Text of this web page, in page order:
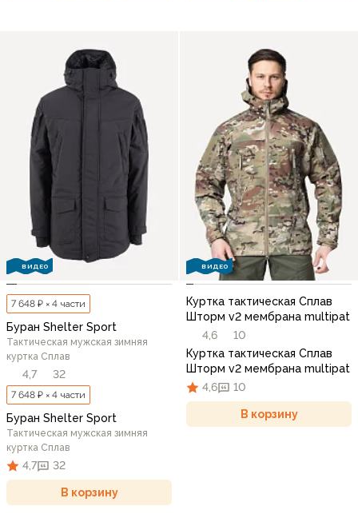
ВИДЕО
7 648 ₽ × 4 части
Буран Shelter Sport
Тактическая мужская зимняя
куртка Сплав
4,7 32
7 648 ₽ × 4 части
Буран Shelter Sport
Тактическая мужская зимняя
куртка Сплав
4,7 32
В корзину
ВИДЕО
Куртка тактическая Сплав
Шторм v2 мембрана multipat
4,6
10
Куртка тактическая Сплав
Шторм v2 мембрана multipat
4,6
10
В корзину